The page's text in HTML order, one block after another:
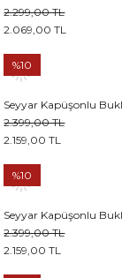
2.069,00 TL
2.299,00 TL
2.159,00 TL
2.399,00 TL
%10
2.159,00 TL
2.399,00 TL
%10